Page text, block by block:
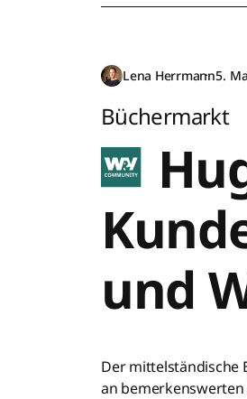
Lena Herrmann5.
Büchermarkt
und
Der mittelständische
an